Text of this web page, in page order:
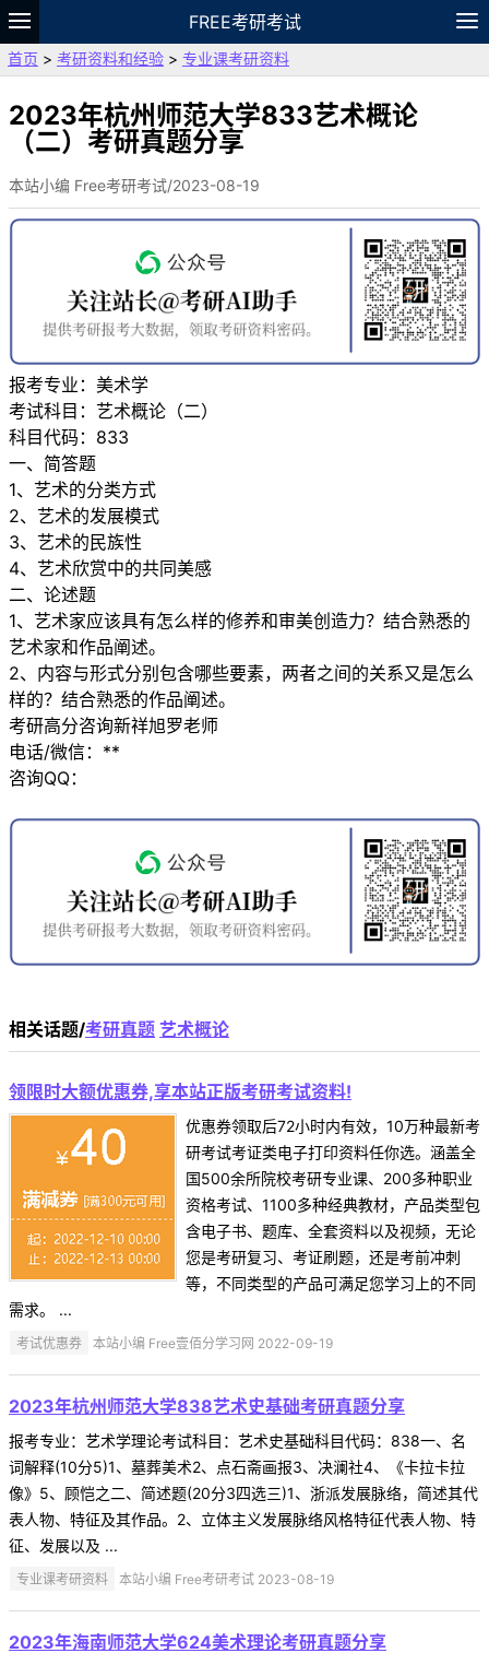
FREE考研考试
题库
故事 专题 APP
VIP
资料
首页 > 考研资料和经验 > 专业课考研资料
2023年杭州师范大学833艺术概论
（二）考研真题分享
本站小编 Free考研考试/2023-08-19
报考专业：美术学
考试科目：艺术概论（二）
科目代码：833
一、简答题
1、艺术的分类方式
2、艺术的发展模式
3、艺术的民族性
4、艺术欣赏中的共同美感
二、论述题
1、艺术家应该具有怎么样的修养和审美创造力？结合熟悉的
艺术家和作品阐述。
2、内容与形式分别包含哪些要素，两者之间的关系又是怎么
样的？结合熟悉的作品阐述。
考研高分咨询新祥旭罗老师
电话/微信：**
咨询QQ：
相关话题/考研真题 艺术概论
领限时大额优惠券,享本站正版考研考试资料!
优惠券领取后72小时内有效，10万种最新考
研考试考证类电子打印资料任你选。涵盖全
国500余所院校考研专业课、200多种职业
资格考试、1100多种经典教材，产品类型包
含电子书、题库、全套资料以及视频，无论
您是考研复习、考证刷题，还是考前冲刺
等，不同类型的产品可满足您学习上的不同
需求。 ...
考试优惠券 本站小编 Free壹佰分学习网 2022-09-19
2023年杭州师范大学838艺术史基础考研真题分享
报考专业：艺术学理论考试科目：艺术史基础科目代码：838一、名
词解释(10分5)1、墓葬美术2、点石斋画报3、决澜社4、《卡拉卡拉
像》5、顾恺之二、简述题(20分3四选三)1、浙派发展脉络，简述其代
表人物、特征及其作品。2、立体主义发展脉络风格特征代表人物、特
征、发展以及 ...
专业课考研资料 本站小编 Free考研考试 2023-08-19
2023年海南师范大学624美术理论考研真题分享